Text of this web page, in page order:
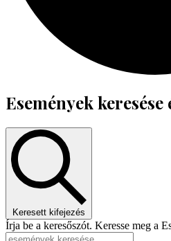
Események
Események keresése
Keresett kifejezés
Írja be a keresőszót. Keresse meg a